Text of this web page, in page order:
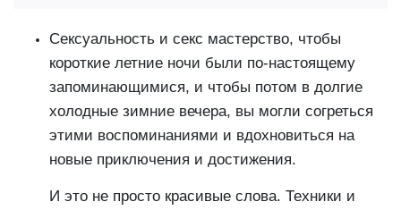
Сексуальность и секс мастерство, чтобы
короткие летние ночи были по-настоящему
запоминающимися, и чтобы потом в долгие
холодные зимние вечера, вы могли согреться
этими воспоминаниями и вдохновиться на
новые приключения и достижения.
И это не просто красивые слова. Техники и